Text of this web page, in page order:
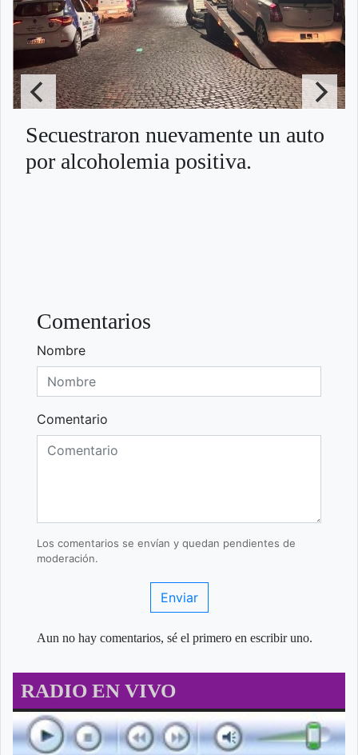
Secuestraron nuevamente un auto
por alcoholemia positiva.
Comentarios
Nombre
Comentario
Los comentarios se envían y quedan pendientes de
moderación.
Enviar
Aun no hay comentarios, sé el primero en escribir uno.
RADIO EN VIVO